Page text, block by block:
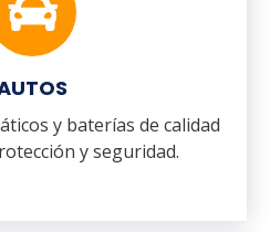
y baterías de calidad
y seguridad.